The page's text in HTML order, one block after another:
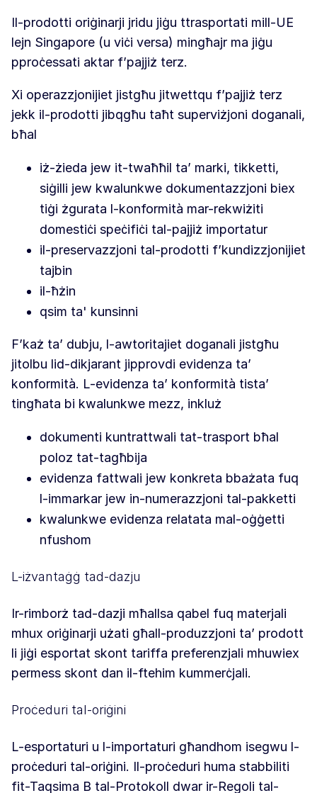
Il-prodotti oriġinarji jridu jiġu ttrasportati mill-UE
lejn Singapore (u viċi versa) mingħajr ma jiġu
pproċessati aktar f’pajjiż terz.
Xi operazzjonijiet jistgħu jitwettqu f’pajjiż terz
jekk il-prodotti jibqgħu taħt superviżjoni doganali,
bħal
iż-żieda jew it-twaħħil ta’ marki, tikketti,
siġilli jew kwalunkwe dokumentazzjoni biex
tiġi żgurata l-konformità mar-rekwiżiti
domestiċi speċifiċi tal-pajjiż importatur
il-preservazzjoni tal-prodotti f’kundizzjonijiet
tajbin
il-ħżin
qsim ta' kunsinni
F’każ ta’ dubju, l-awtoritajiet doganali jistgħu
jitolbu lid-dikjarant jipprovdi evidenza ta’
konformità. L-evidenza ta’ konformità tista’
tingħata bi kwalunkwe mezz, inkluż
dokumenti kuntrattwali tat-trasport bħal
poloz tat-tagħbija
evidenza fattwali jew konkreta bbażata fuq
l-immarkar jew in-numerazzjoni tal-pakketti
kwalunkwe evidenza relatata mal-oġġetti
nfushom
L-iżvantaġġ tad-dazju
Ir-rimborż tad-dazji mħallsa qabel fuq materjali
mhux oriġinarji użati għall-produzzjoni ta’ prodott
li jiġi esportat skont tariffa preferenzjali mhuwiex
permess skont dan il-ftehim kummerċjali.
Proċeduri tal-oriġini
L-esportaturi u l-importaturi għandhom isegwu l-
proċeduri tal-oriġini. Il-proċeduri huma stabbiliti
fit-Taqsima B tal-Protokoll dwar ir-Regoli tal-